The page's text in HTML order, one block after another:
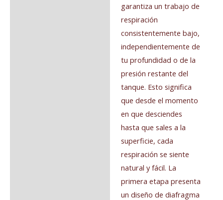
garantiza un trabajo de
respiración
consistentemente bajo,
independientemente de
tu profundidad o de la
presión restante del
tanque. Esto significa
que desde el momento
en que desciendes
hasta que sales a la
superficie, cada
respiración se siente
natural y fácil. La
primera etapa presenta
un diseño de diafragma